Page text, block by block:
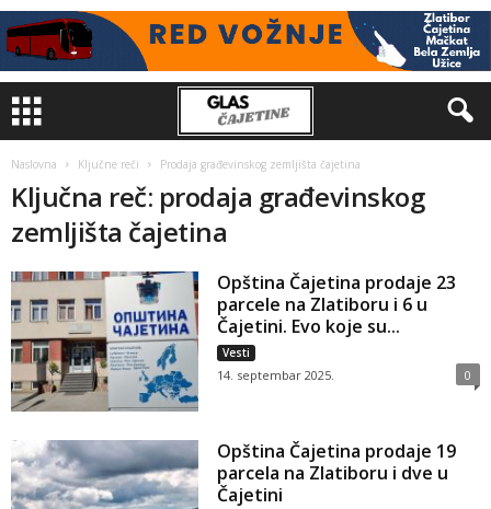
Naslovna Ključne reči Prodaja građevinskog zemljišta čajetina
Ključna reč: prodaja građevinskog
zemljišta čajetina
Opština Čajetina prodaje 23
parcele na Zlatiboru i 6 u
Čajetini. Evo koje su...
Vesti
14. septembar 2025. 0
Opština Čajetina prodaje 19
parcela na Zlatiboru i dve u
Čajetini